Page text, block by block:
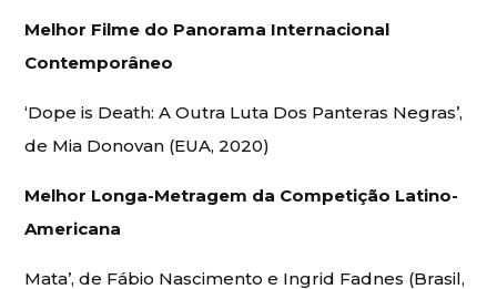
Melhor Filme do Panorama Internacional
Contemporâneo
‘Dope is Death: A Outra Luta Dos Panteras Negras’,
de Mia Donovan (EUA, 2020)
Melhor Longa-Metragem da Competição Latino-
Americana
Mata’, de Fábio Nascimento e Ingrid Fadnes (Brasil,